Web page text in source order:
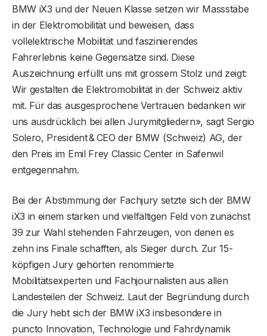
BMW iX3 und der Neuen Klasse setzen wir Massstäbe
in der Elektromobilität und beweisen, dass
vollelektrische Mobilität und faszinierendes
Fahrerlebnis keine Gegensätze sind. Diese
Auszeichnung erfüllt uns mit grossem Stolz und zeigt:
Wir gestalten die Elektromobilität in der Schweiz aktiv
mit. Für das ausgesprochene Vertrauen bedanken wir
uns ausdrücklich bei allen Jurymitgliedern», sagt Sergio
Solero, President & CEO der BMW (Schweiz) AG, der
den Preis im Emil Frey Classic Center in Safenwil
entgegennahm.
Bei der Abstimmung der Fachjury setzte sich der BMW
iX3 in einem starken und vielfältigen Feld von zunächst
39 zur Wahl stehenden Fahrzeugen, von denen es
zehn ins Finale schafften, als Sieger durch. Zur 15-
köpfigen Jury gehörten renommierte
Mobilitätsexperten und Fachjournalisten aus allen
Landesteilen der Schweiz. Laut der Begründung durch
die Jury hebt sich der BMW iX3 insbesondere in
puncto Innovation, Technologie und Fahrdynamik